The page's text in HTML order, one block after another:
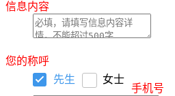
信息内容
您的称呼
先生
女士
手机号